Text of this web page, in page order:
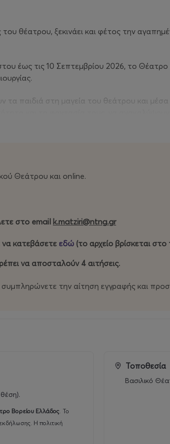
θέατρου, ξεκινάει και φέτος την
έως τις 10 Σεπτεμβρίου 2026, το
παιδιά στη μαγεία του θεάτρου και
επικοινωνούν, μοιράζονται και
ηθοποιών του ΚΘΒΕ, οκτώ (8)
το 2021), 6-7
παιδιών μας καλεί να λύσουμε το
νήμα μιας ιστορίας;
κάνει ο ηχολήπτης, ο φροντιστής, η
Θεάτρου και online.
στο email k.matziri@ntng.gr
κατεβάσετε εδώ (το αρχείο βρίσκεται
να αποσταλούν 4 αιτήσεις.
την αίτηση εγγραφής και
Βορείου Ελλάδος. Το
Η πολιτική
Τοποθεσία
Βασιλικό